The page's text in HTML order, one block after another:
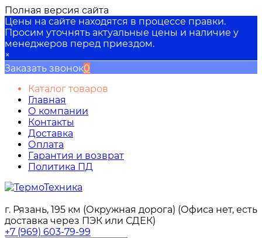
Полная версия сайта
Цены на сайте находятся в процессе правки.
Просим уточнять актуальные цены и наличие у
менеджеров перед приездом.
×
Заказать звонок0
Каталог товаров
Главная
О компании
Контакты
Доставка
Оплата
Гарантия и возврат
Политика ПД
г. Рязань, 195 км (Окружная дорога) (Офиса нет, есть
доставка через ПЭК или СДЕК)
+7 (969) 603-79-99